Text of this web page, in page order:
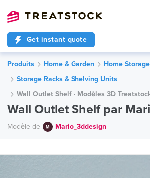
Get instant quote
Produits Home & Garden
Home
Storage Racks & Shelving Units
Wall Outlet Shelf - Modèles 3D
Wall Outlet Shelf par
Modèle de Mario_3ddesign